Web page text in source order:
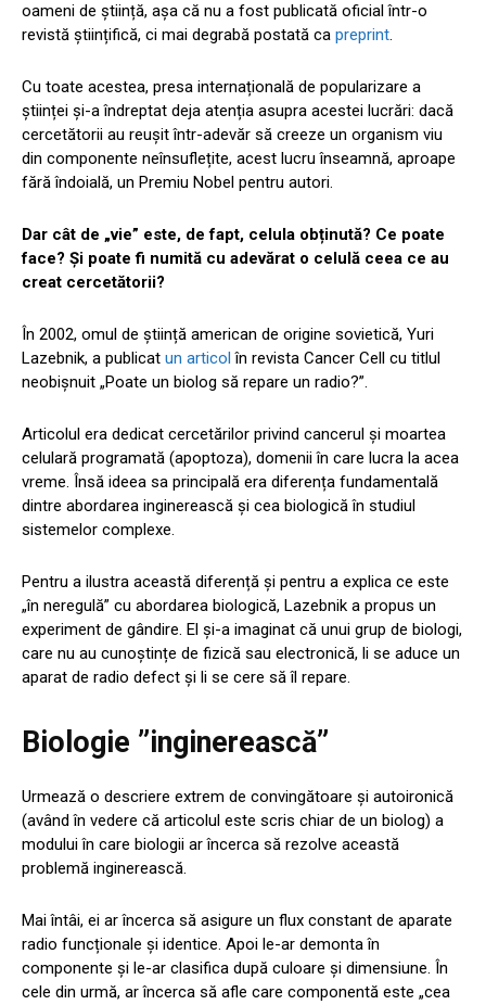
oameni de știință, așa că nu a fost publicată oficial într-o
revistă științifică, ci mai degrabă postată ca preprint.
Cu toate acestea, presa internațională de popularizare a
științei și-a îndreptat deja atenția asupra acestei lucrări: dacă
cercetătorii au reușit într-adevăr să creeze un organism viu
din componente neînsuflețite, acest lucru înseamnă, aproape
fără îndoială, un Premiu Nobel pentru autori.
Dar cât de „vie” este, de fapt, celula obținută? Ce poate
face? Și poate fi numită cu adevărat o celulă ceea ce au
creat cercetătorii?
În 2002, omul de știință american de origine sovietică, Yuri
Lazebnik, a publicat un articol în revista Cancer Cell cu titlul
neobișnuit „Poate un biolog să repare un radio?”.
Articolul era dedicat cercetărilor privind cancerul și moartea
celulară programată (apoptoza), domenii în care lucra la acea
vreme. Însă ideea sa principală era diferența fundamentală
dintre abordarea inginerească și cea biologică în studiul
sistemelor complexe.
Pentru a ilustra această diferență și pentru a explica ce este
„în neregulă” cu abordarea biologică, Lazebnik a propus un
experiment de gândire. El și-a imaginat că unui grup de biologi,
care nu au cunoștințe de fizică sau electronică, li se aduce un
aparat de radio defect și li se cere să îl repare.
Biologie ”inginerească”
Urmează o descriere extrem de convingătoare și autoironică
(având în vedere că articolul este scris chiar de un biolog) a
modului în care biologii ar încerca să rezolve această
problemă inginerească.
Mai întâi, ei ar încerca să asigure un flux constant de aparate
radio funcționale și identice. Apoi le-ar demonta în
componente și le-ar clasifica după culoare și dimensiune. În
cele din urmă, ar încerca să afle care componentă este „cea